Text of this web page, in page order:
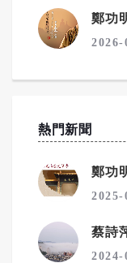
熱門新聞
2025-
蔡詩